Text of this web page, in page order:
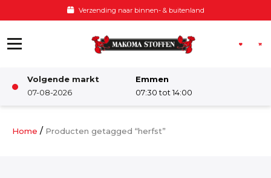
Verzending naar binnen- & buitenland
Volgende markt
07-08-2026
Emmen
07:30 tot 14:00
Damesstoffen
Home / Producten getagged “herfst”